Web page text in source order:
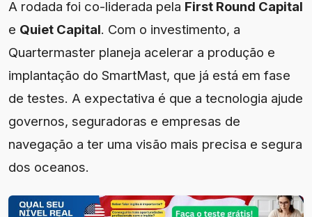
A rodada foi co-liderada pela First Round Capital
e Quiet Capital. Com o investimento, a
Quartermaster planeja acelerar a produção e
implantação do SmartMast, que já está em fase
de testes. A expectativa é que a tecnologia ajude
governos, seguradoras e empresas de
navegação a ter uma visão mais precisa e segura
dos oceanos.